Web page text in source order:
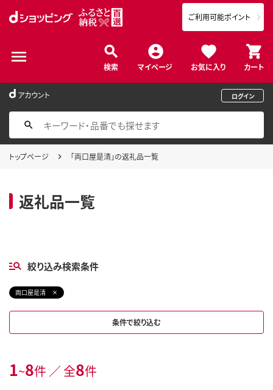
検索 マイページ お気に入り カート
ご利用可能ポイント
アカウント ログイン
トップページ 「両口屋是清」の返礼品一覧
返礼品一覧
絞り込み検索条件
両口屋是清
条件で絞り込む
1~8件 ／ 全8件